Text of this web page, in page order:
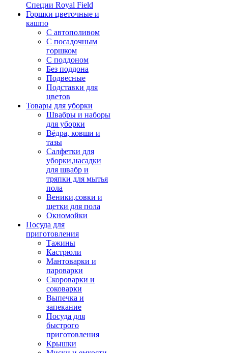
Специи Royal Field
Горшки цветочные и
кашпо
С автополивом
С посадочным
горшком
С поддоном
Без поддона
Подвесные
Подставки для
цветов
Товары для уборки
Швабры и наборы
для уборки
Вёдра, ковши и
тазы
Салфетки для
уборки,насадки
для швабр и
тряпки для мытья
пола
Веники,совки и
щетки для пола
Окномойки
Посуда для
приготовления
Тажины
Кастрюли
Мантоварки и
пароварки
Скороварки и
соковарки
Выпечка и
запекание
Посуда для
быстрого
приготовления
Крышки